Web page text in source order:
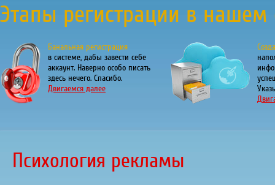
Этапы регистрации в нашем
Банальная регистрация
в системе, дабы завести себе
аккаунт. Наверно особо писать
здесь нечего. Спасибо.
Двигаемся далее
Психология рекламы